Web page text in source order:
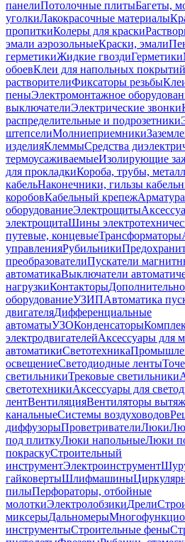
панелиПотолочные плитыБагеты,
уголкиЛакокрасочные материалы
пропиткиКолеры для краски
эмали аэрозольныеКраски, эмали
герметикиЖидкие гвоздиГерметики
обоевКлеи для напольных покрытий
растворителиФиксаторы резьбы
пеныЭлектромонтажное
выключателиЭлектрические звонки
распределительные и подрозетники
штепселиМолниеприемники
изделияКлеммыСредства
термоусаживаемыеИзолирующие
для прокладкиКороба, трубы,
кабельНаконечники, гильзы
коробовКабельный крепеж
оборудованиеЭлектрощиты
электрощитаШины
путевые, концевыеТрансформаторы
управленияРубильники
преобразователиПускатели
автоматикаВыключатели
нагрузкиКонтакторы
оборудованиеУЗИПАвтоматика
двигателяДифференциальные
автоматыУЗОКонденсаторы
электродвигателейАксессуары для
автоматикиСветотехника
освещениеСветодиодные ленты
светильникиТрековые светильники
светотехникиАксессуары для
лентВентиляцияВентиляторы
канальныеСистемы воздуховодов
диффузорыПроветривателиЛюки
под плиткуЛюки напольныеЛюки
покраскуСтроительный
инструментЭлектроинструмент
гайковертыШлифмашины
пилыПерфораторы, отбойные
молоткиЭлектролобзикиДрели
миксерыДальномеры
инструментыСтроительные фены